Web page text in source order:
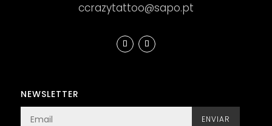
ccrazytattoo@sapo.pt
NEWSLETTER
ENVIAR